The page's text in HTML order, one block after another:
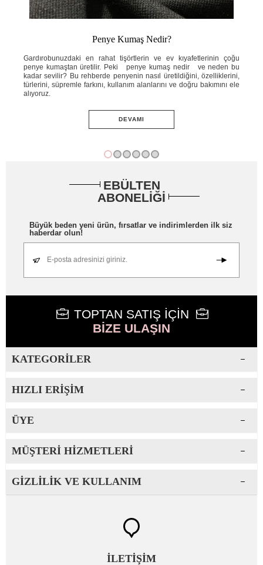
Penye Kumaş Nedir?
Gardırobunuzdaki en rahat tişörtlerin ve ev kıyafetlerinin çoğu
penye kumaştan üretilir. Peki penye kumaş nedir ve neden bu
kadar sevilir? Bu rehberde penyenin nasıl üretildiğini, özelliklerini,
türlerini, süpremle farkını, kullanım alanlarını ve doğru bakımını ele
alıyoruz.
DEVAMI
EBÜLTEN
ABONELİĞİ
Büyük beden yeni ürün, fırsatlar ve indirimlerden ilk siz
haberdar olun!
E-posta adresinizi giriniz.
TOPTAN SATIŞ İÇİN
BİZE ULAŞIN
KATEGORILER
HIZLI ERIŞIM
ÜYE
MÜŞTERI HIZMETLERI
GIZLILIK VE KULLANIM
İLETİŞİM